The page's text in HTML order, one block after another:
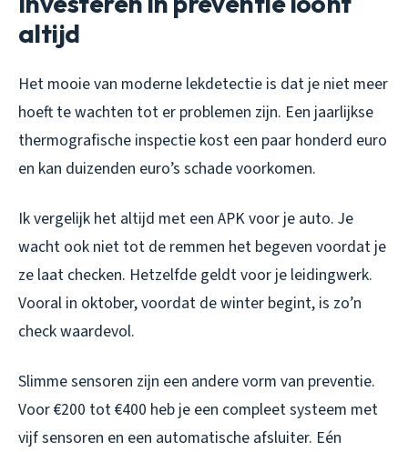
altijd
Het mooie van moderne lekdetectie is dat je niet meer
hoeft te wachten tot er problemen zijn. Een jaarlijkse
thermografische inspectie kost een paar honderd euro
en kan duizenden euro’s schade voorkomen.
Ik vergelijk het altijd met een APK voor je auto. Je
wacht ook niet tot de remmen het begeven voordat je
ze laat checken. Hetzelfde geldt voor je leidingwerk.
Vooral in oktober, voordat de winter begint, is zo’n
check waardevol.
Slimme sensoren zijn een andere vorm van preventie.
Voor €200 tot €400 heb je een compleet systeem met
vijf sensoren en een automatische afsluiter. Eén